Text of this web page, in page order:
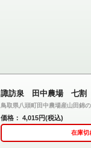
諏訪泉 田中農場 七割
鳥取県八頭町田中農場産山田錦
価格： 4,015円(税込)
在庫切